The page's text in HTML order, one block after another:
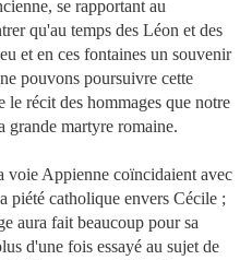
se rapportant au
qu'au temps des Léon et des
et en ces fontaines un souvenir
pouvons poursuivre cette
récit des hommages que notre
grande martyre romaine.
voie Appienne coïncidaient avec
piété catholique envers Cécile ;
aura fait beaucoup pour sa
d'une fois essayé au sujet de